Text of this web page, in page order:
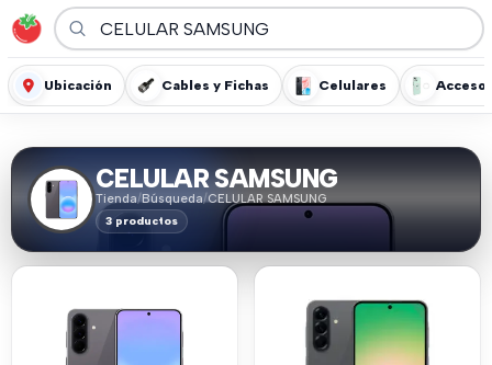
Ubicación Cables y Fichas Celulares
CELULAR SAMSUNG
Tienda/Búsqueda/CELULAR SAMSUNG
3 productos